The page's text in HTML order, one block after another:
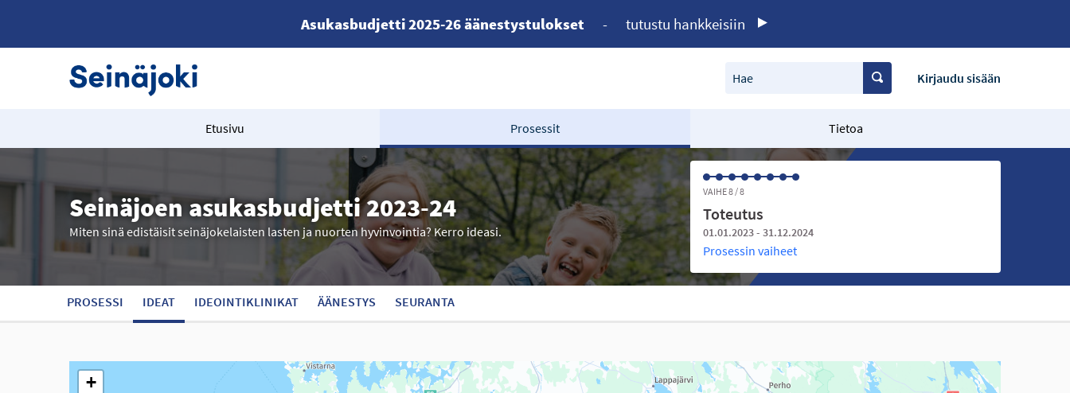
Asukasbudjetti 2025-26 äänestystulokset - tutustu hankkeisiin
Hae Kirjaudu sisään
Etusivu Prosessit Tietoa
Seinäjoen asukasbudjetti 2023-24
Miten sinä edistäisit seinäjokelaisten lasten ja nuorten hyvinvointia? Kerro ideasi.
VAIHE 8 / 8
Toteutus
01.01.2023 - 31.12.2024
Prosessin vaiheet
PROSESSI IDEAT IDEOINTIKLINIKAT ÄÄNESTYS SEURANTA
Seuraavassa elementissä on kartta, joka esittää tämän sivun tietueet karttapisteinä. Elementtiä voi käyttää ruudunlukijalla, mutta se voi olla vaikeaselkoinen.
+